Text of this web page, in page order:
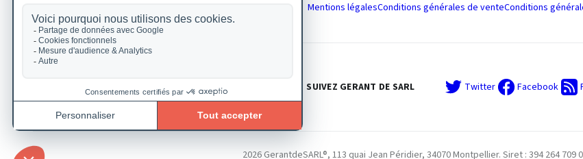
Mentions légalesConditions générales de venteConditions
SUIVEZ GERANT DE SARL Twitter Facebook
2026 GerantdeSARL®, 113 quai Jean Péridier, 34070 Montpellier. Siret : 394 264 709